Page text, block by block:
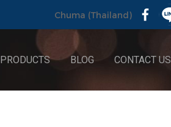
Chuma (Thailand)
PRODUCTS BLOG CONTACT US